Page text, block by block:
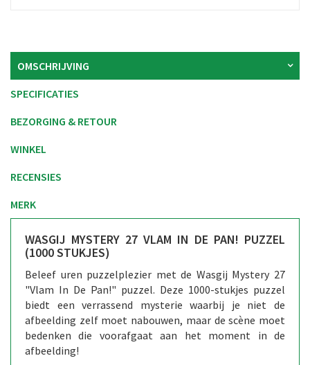
OMSCHRIJVING
SPECIFICATIES
BEZORGING & RETOUR
WINKEL
RECENSIES
MERK
WASGIJ MYSTERY 27 VLAM IN DE PAN! PUZZEL
(1000 STUKJES)
Beleef uren puzzelplezier met de Wasgij Mystery 27
"Vlam In De Pan!" puzzel. Deze 1000-stukjes puzzel
biedt een verrassend mysterie waarbij je niet de
afbeelding zelf moet nabouwen, maar de scène moet
bedenken die voorafgaat aan het moment in de
afbeelding!